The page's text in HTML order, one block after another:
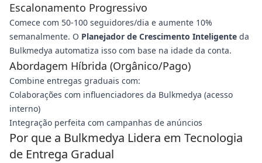
Escalonamento Progressivo
Comece com 50-100 seguidores/dia e aumente 10%
semanalmente. O Planejador de Crescimento Inteligente da
Bulkmedya automatiza isso com base na idade da conta.
Abordagem Híbrida (Orgânico/Pago)
Combine entregas graduais com:
Colaborações com influenciadores da Bulkmedya (acesso
interno)
Integração perfeita com campanhas de anúncios
Por que a Bulkmedya Lidera em Tecnologia
de Entrega Gradual